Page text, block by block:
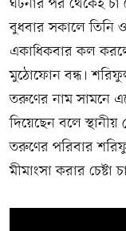
ঘটনার পর থেকেই চা
বুধবার সকালে
একাধিকবার কল
মুঠোফোন বন্ধ।
তরুণের নাম সামনে
দিয়েছেন বলে
তরুণের পরিবার
মীমাংসা করার চেষ্টা